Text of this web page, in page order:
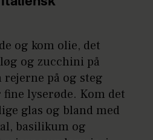
og kom olie, det
og zucchini på
rejerne på og steg
lyserøde. Kom det
glas og bland med
basilikum og